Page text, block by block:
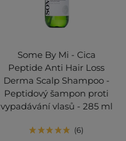
Some By Mi - Cica
Peptide Anti Hair Loss
Derma Scalp Shampoo -
Peptidový šampon proti
vypadávání vlasů - 285 ml
6